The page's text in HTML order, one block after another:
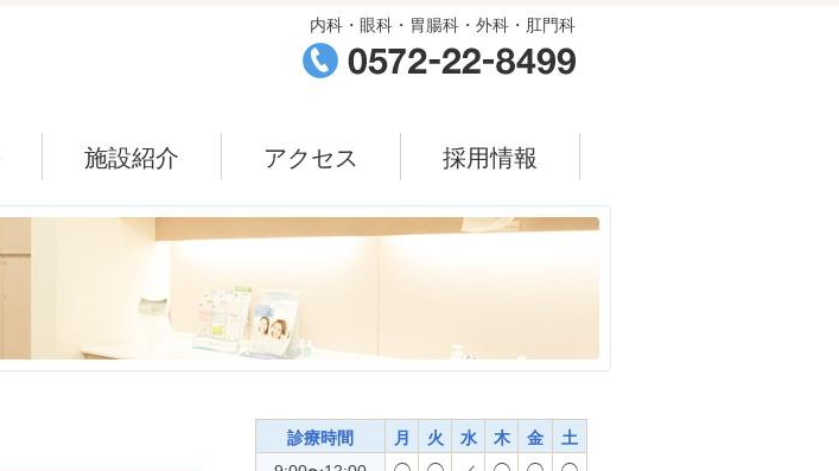
内科・眼科・胃腸科・外科・肛門科
施設紹介 アクセス 採用情報
診療時間 月 火 水 木 金
土